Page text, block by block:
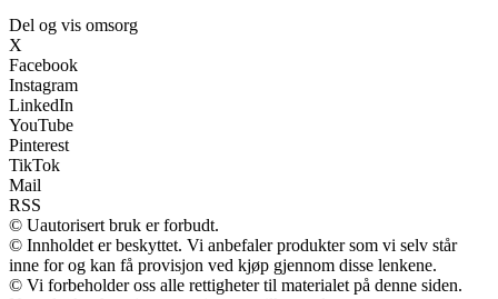
Del og vis omsorg
X
Facebook
Instagram
LinkedIn
YouTube
Pinterest
TikTok
Mail
RSS
© Uautorisert bruk er forbudt.
© Innholdet er beskyttet. Vi anbefaler produkter som vi selv står
inne for og kan få provisjon ved kjøp gjennom disse lenkene.
© Vi forbeholder oss alle rettigheter til materialet på denne siden.